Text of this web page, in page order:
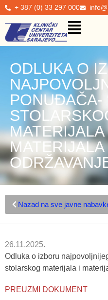
+ 387 (0) 33 297 000
ODLUKA O
PONUĐAČA-
MATERIJALA
MATERIJALA
Nazad na sve javne
26.11.2025.
Odluka o izboru
stolarskog materijala i
PREUZMI DOKUMENT